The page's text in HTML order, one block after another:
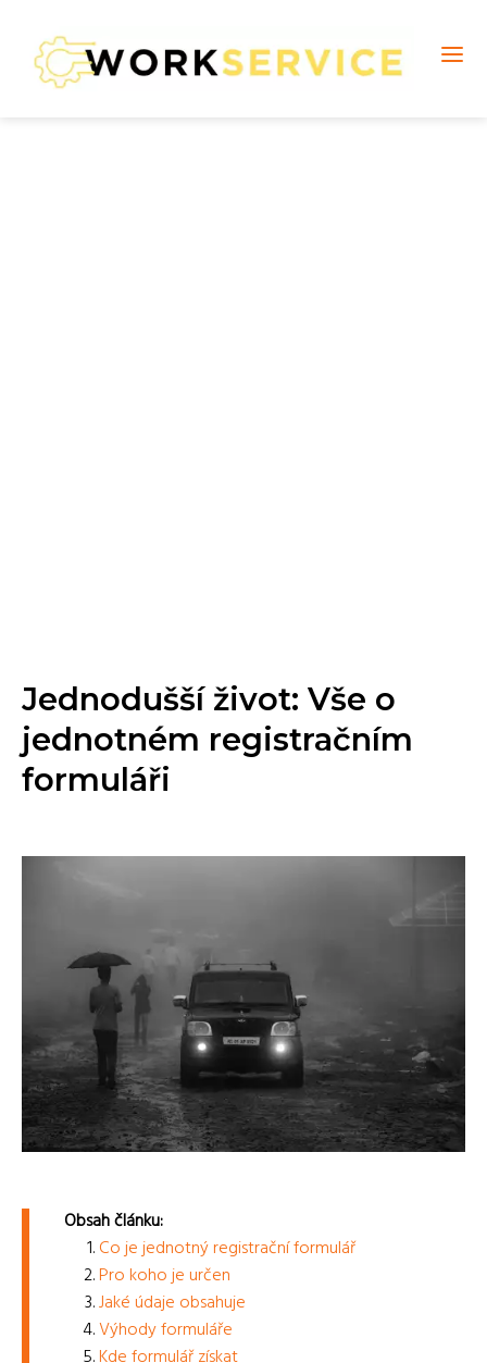
Jednodušší život: Vše o
jednotném registračním
formuláři
Obsah článku:
Co je jednotný registrační formulář
Pro koho je určen
Jaké údaje obsahuje
Výhody formuláře
Kde formulář získat